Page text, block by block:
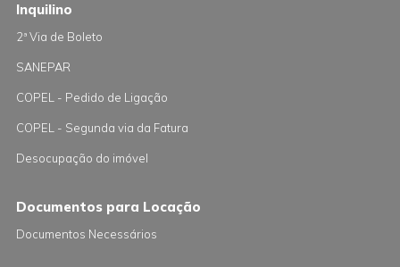
Inquilino
2ª Via de Boleto
SANEPAR
COPEL - Pedido de Ligação
COPEL - Segunda via da Fatura
Desocupação do imóvel
Documentos para Locação
Documentos Necessários